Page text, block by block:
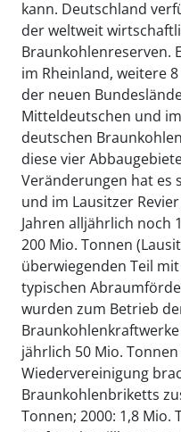
kann. Deutschland
der weltweit
Braunkohlenreserven.
im Rheinland, weitere
der neuen
Mitteldeutschen und
deutschen
diese vier
Veränderungen hat es
und im Lausitzer
Jahren alljährlich noch
200 Mio. Tonnen
überwiegenden Teil
typischen
wurden zum Betrieb
jährlich 50 Mio.
Wiedervereinigung
Braunkohlenbriketts
Tonnen; 2000: 1,8 Mio.